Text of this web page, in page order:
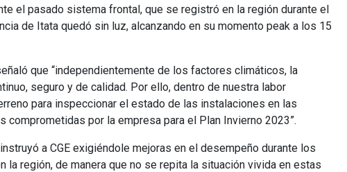
el pasado sistema frontal, que se registró en la región durante el
de Itata quedó sin luz, alcanzando en su momento peak a los 15
que “independientemente de los factores climáticos, la
seguro y de calidad. Por ello, dentro de nuestra labor
para inspeccionar el estado de las instalaciones en las
por la empresa para el Plan Invierno 2023”.
a CGE exigiéndole mejoras en el desempeño durante los
región, de manera que no se repita la situación vivida en estas